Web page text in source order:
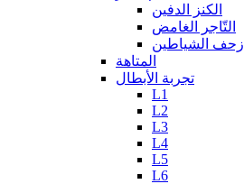
الكنز الدفين
التّاجر الغامض
زحف الشياطين
المتاهة
تجربة الأبطال
L1
L2
L3
L4
L5
L6